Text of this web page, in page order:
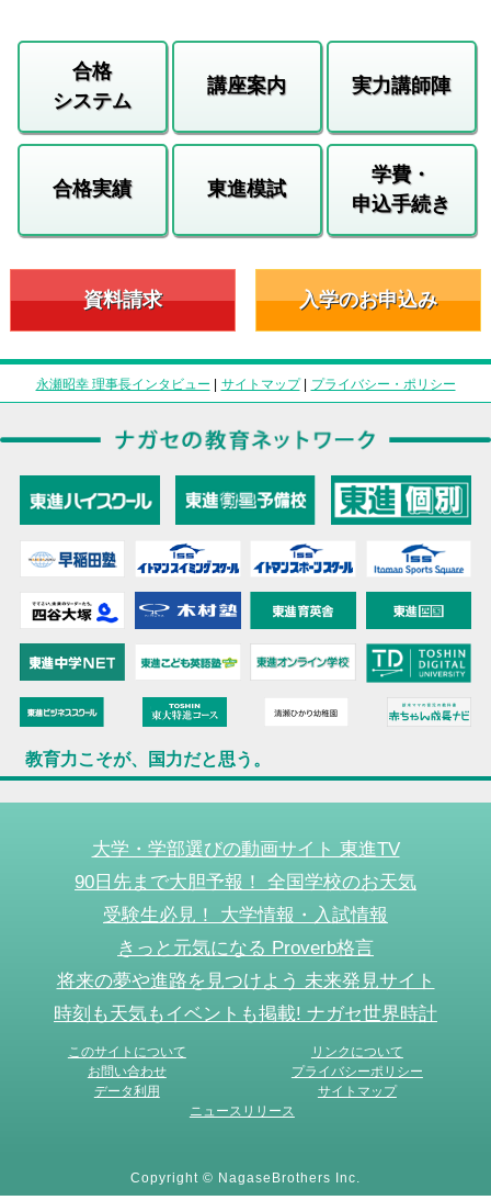
合格
システム
講座案内 実力講師陣
合格実績 東進模試
学費・
申込手続き
資料請求 入学のお申込み
永瀬昭幸 理事長インタビュー | サイトマップ| プライバシー・ポリシー
教育力こそが、国力だと思う。
大学・学部選びの動画サイト 東進TV
90日先まで大胆予報！ 全国学校のお天気
受験生必見！ 大学情報・入試情報
きっと元気になる Proverb格言
将来の夢や進路を見つけよう 未来発見サイト
時刻も天気もイベントも掲載! ナガセ世界時計
このサイトについて
リンクについて
お問い合わせ
プライバシーポリシー
データ利用
サイトマップ
ニュースリリース
Copyright © NagaseBrothers Inc.